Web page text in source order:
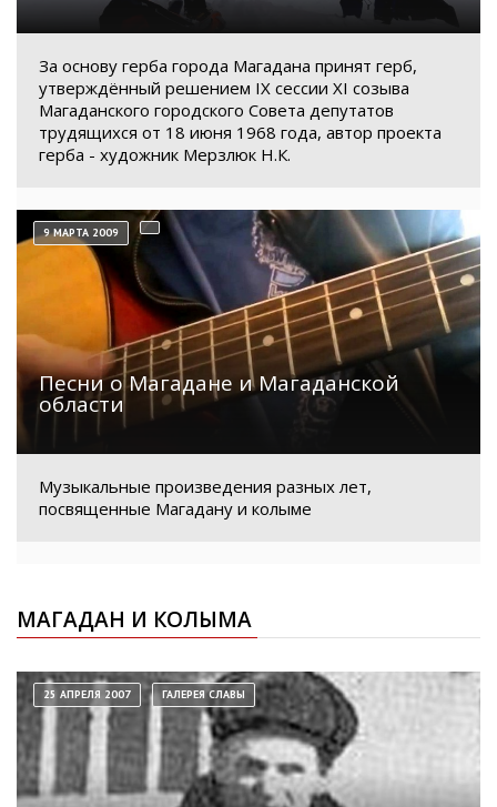
За основу герба города Магадана принят герб,
утверждённый решением IX сессии XI созыва
Магаданского городского Совета депутатов
трудящихся от 18 июня 1968 года, автор проекта
герба - художник Мерзлюк Н.К.
Песни о Магадане и Магаданской
области
9 МАРТА 2009
Музыкальные произведения разных лет,
посвященные Магадану и колыме
МАГАДАН И КОЛЫМА
25 АПРЕЛЯ 2007 ГАЛЕРЕЯ СЛАВЫ